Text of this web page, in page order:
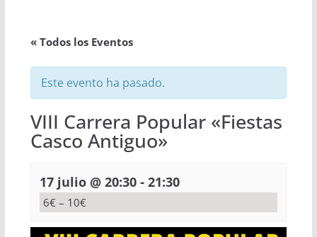
« Todos los Eventos
Este evento ha pasado.
VIII Carrera Popular «Fiestas
Casco Antiguo»
17 julio @ 20:30- 21:30
6€ – 10€